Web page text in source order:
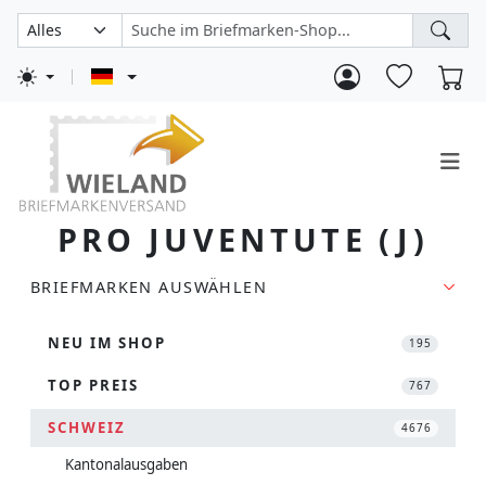
PRO JUVENTUTE (J)
BRIEFMARKEN AUSWÄHLEN
NEU IM SHOP 195
TOP PREIS 767
SCHWEIZ 4676
Kantonalausgaben